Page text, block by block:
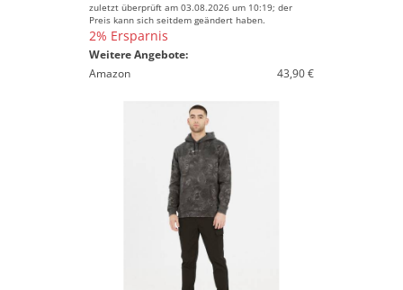
zuletzt überprüft am 03.08.2026 um 10:19; der
Preis kann sich seitdem geändert haben.
2% Ersparnis
Weitere Angebote:
Amazon
43,90 €